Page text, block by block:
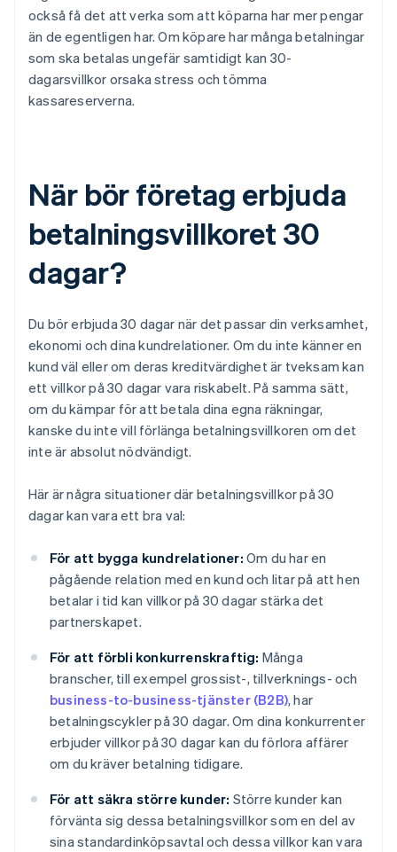
också få det att verka som att köparna har mer pengar
än de egentligen har. Om köpare har många betalningar
som ska betalas ungefär samtidigt kan 30-
dagarsvillkor orsaka stress och tömma
kassareserverna.
När bör företag erbjuda
betalningsvillkoret 30
dagar?
Du bör erbjuda 30 dagar när det passar din verksamhet,
ekonomi och dina kundrelationer. Om du inte känner en
kund väl eller om deras kreditvärdighet är tveksam kan
ett villkor på 30 dagar vara riskabelt. På samma sätt,
om du kämpar för att betala dina egna räkningar,
kanske du inte vill förlänga betalningsvillkoren om det
inte är absolut nödvändigt.
Här är några situationer där betalningsvillkor på 30
dagar kan vara ett bra val:
För att bygga kundrelationer: Om du har en
pågående relation med en kund och litar på att hen
betalar i tid kan villkor på 30 dagar stärka det
partnerskapet.
För att förbli konkurrenskraftig: Många
branscher, till exempel grossist-, tillverknings- och
business-to-business-tjänster (B2B), har
betalningscykler på 30 dagar. Om dina konkurrenter
erbjuder villkor på 30 dagar kan du förlora affärer
om du kräver betalning tidigare.
För att säkra större kunder: Större kunder kan
förvänta sig dessa betalningsvillkor som en del av
sina standardinköpsavtal och dessa villkor kan vara